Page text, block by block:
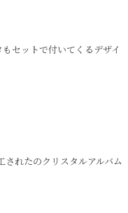
セットで付いてくるデザイ
れたのクリスタルアルバム